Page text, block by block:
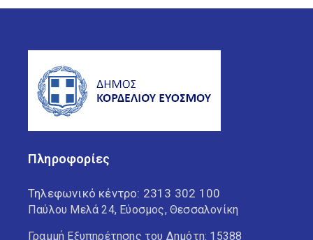
Πληροφορίες
Τηλεφωνικό κέντρο: 2313 302 100
Παύλου Μελά 24, Εύοσμος, Θεσσαλονίκη
Γραμμή Εξυπηρέτησης του Δημότη: 15388